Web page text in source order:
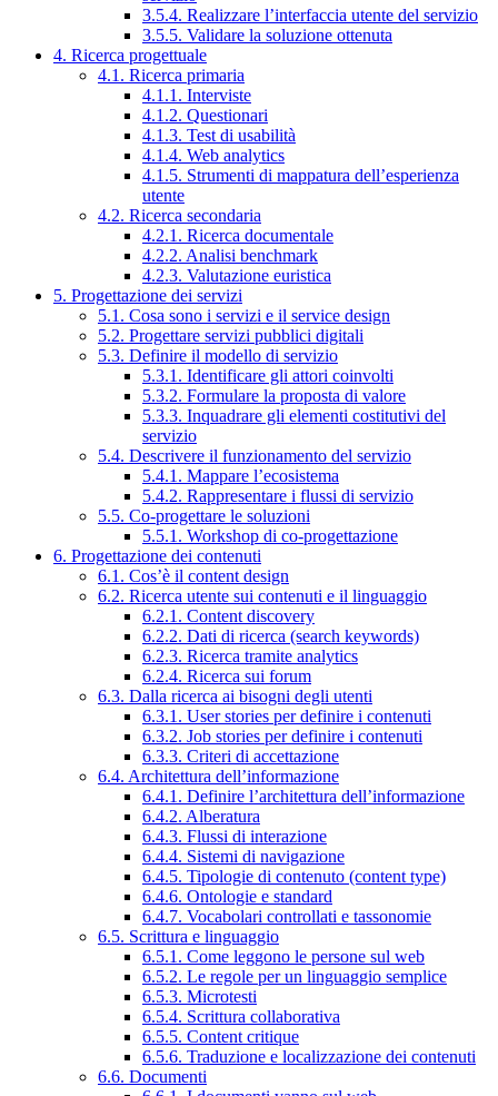
3.5.4. Realizzare l’interfaccia utente del servizio
3.5.5. Validare la soluzione ottenuta
4. Ricerca progettuale
4.1. Ricerca primaria
4.1.1. Interviste
4.1.2. Questionari
4.1.3. Test di usabilità
4.1.4. Web analytics
4.1.5. Strumenti di mappatura dell’esperienza
utente
4.2. Ricerca secondaria
4.2.1. Ricerca documentale
4.2.2. Analisi benchmark
4.2.3. Valutazione euristica
5. Progettazione dei servizi
5.1. Cosa sono i servizi e il service design
5.2. Progettare servizi pubblici digitali
5.3. Definire il modello di servizio
5.3.1. Identificare gli attori coinvolti
5.3.2. Formulare la proposta di valore
5.3.3. Inquadrare gli elementi costitutivi del
servizio
5.4. Descrivere il funzionamento del servizio
5.4.1. Mappare l’ecosistema
5.4.2. Rappresentare i flussi di servizio
5.5. Co-progettare le soluzioni
5.5.1. Workshop di co-progettazione
6. Progettazione dei contenuti
6.1. Cos’è il content design
6.2. Ricerca utente sui contenuti e il linguaggio
6.2.1. Content discovery
6.2.2. Dati di ricerca (search keywords)
6.2.3. Ricerca tramite analytics
6.2.4. Ricerca sui forum
6.3. Dalla ricerca ai bisogni degli utenti
6.3.1. User stories per definire i contenuti
6.3.2. Job stories per definire i contenuti
6.3.3. Criteri di accettazione
6.4. Architettura dell’informazione
6.4.1. Definire l’architettura dell’informazione
6.4.2. Alberatura
6.4.3. Flussi di interazione
6.4.4. Sistemi di navigazione
6.4.5. Tipologie di contenuto (content type)
6.4.6. Ontologie e standard
6.4.7. Vocabolari controllati e tassonomie
6.5. Scrittura e linguaggio
6.5.1. Come leggono le persone sul web
6.5.2. Le regole per un linguaggio semplice
6.5.3. Microtesti
6.5.4. Scrittura collaborativa
6.5.5. Content critique
6.5.6. Traduzione e localizzazione dei contenuti
6.6. Documenti